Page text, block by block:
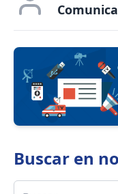
Buscar en